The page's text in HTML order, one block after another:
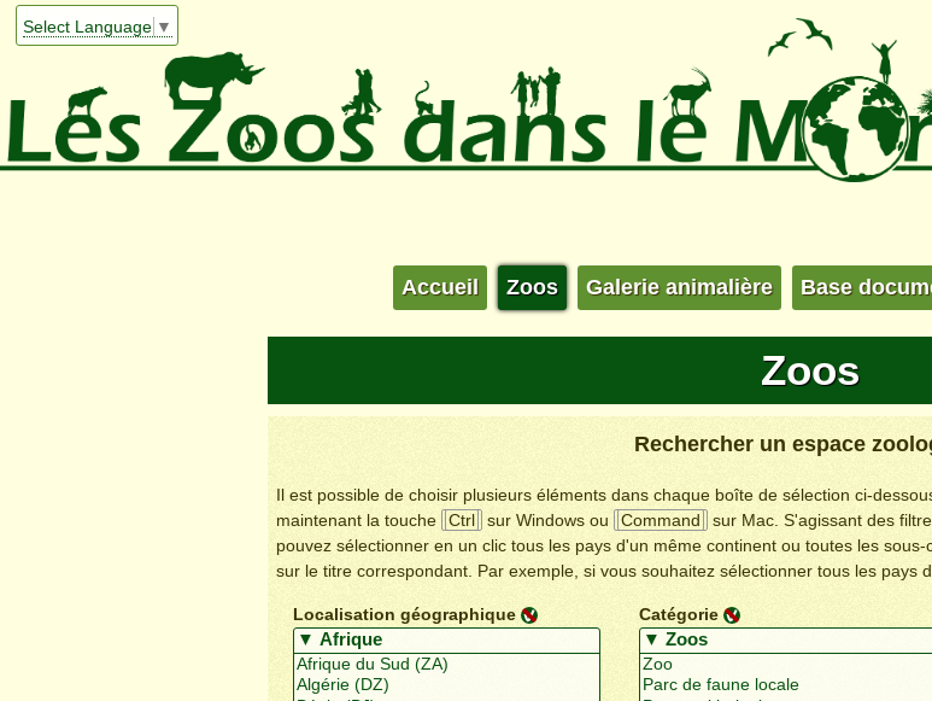
Select Language ▼
Accueil Zoos Galerie animalière Base
Zoos
Rechercher un espace
Il est possible de choisir plusieurs éléments dans chaque boîte de sélection ci-
maintenant la touche
Ctrl sur Windows ou Command
sur Mac. S'agissant des
pouvez sélectionner en un clic tous les pays d'un même continent ou toutes les
sur le titre correspondant. Par exemple, si vous souhaitez sélectionner tous les pays
Localisation géographique Catégorie